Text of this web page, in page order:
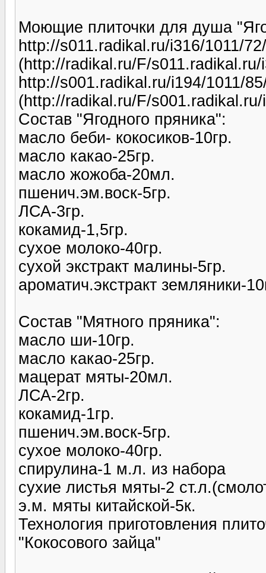
Моющие плиточки для душа
http://s011.radikal.ru/i316/1011/
(http://radikal.ru/F/
http://s001.radikal.ru/i194/1011/
(http://radikal.ru/F/
Состав "Ягодного пряника":
масло беби- кокосиков-10гр.
масло какао-25гр.
масло жожоба-20мл.
пшенич.эм.воск-5гр.
ЛСА-3гр.
кокамид-1,5гр.
сухое молоко-40гр.
сухой экстракт малины-5гр.
ароматич.экстракт земляники-
Состав "Мятного пряника":
масло ши-10гр.
масло какао-25гр.
мацерат мяты-20мл.
ЛСА-2гр.
кокамид-1гр.
пшенич.эм.воск-5гр.
сухое молоко-40гр.
спирулина-1 м.л. из набора
сухие листья мяты-2
э.м. мяты китайской-5к.
Технология приготовления
"Кокосового зайца"